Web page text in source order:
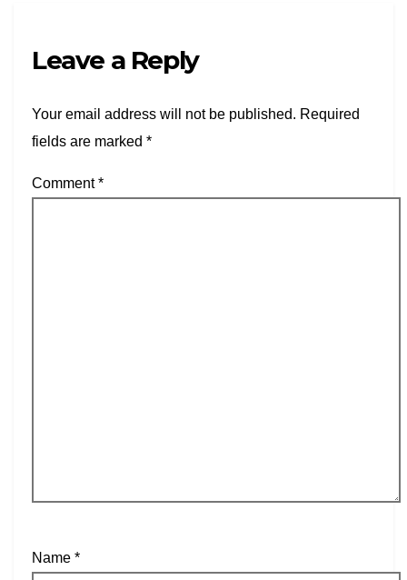
Leave a Reply
Your email address will not be published. Required
fields are marked *
Comment*
Name *